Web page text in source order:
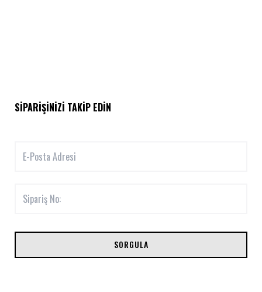
SIPARIŞINIZI TAKIP EDIN
SORGULA